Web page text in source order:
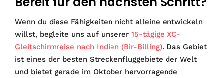
Wenn du diese Fähigkeiten nicht alleine entwickeln
willst, begleite uns auf unserer 15-tägige XC-
Gleitschirmreise nach Indien (Bir-Billing). Das Gebiet
ist eines der besten Streckenfluggebiete der Welt
und bietet gerade im Oktober hervorragende